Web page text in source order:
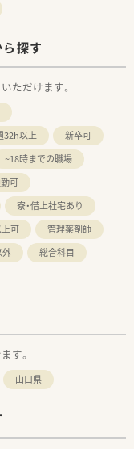
探す
ただけます。
32h以上
新卒可
~18時までの職場
可
寮・借上社宅あり
可
管理薬剤師
外
総合科目
す。
山口県